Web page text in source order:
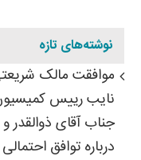
نوشته‌های تازه
موافقت مالک
نایب رییس
جناب آقای ذوالقدر
درباره توافق